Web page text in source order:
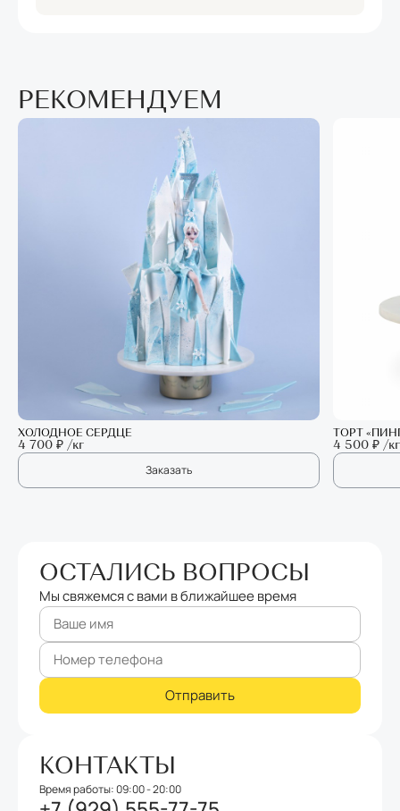
РЕКОМЕНДУЕМ
ХОЛОДНОЕ СЕРДЦЕ
4 700 ₽ /кг
Заказать
ТОРТ
4 500 ₽ /кг
ОСТАЛИСЬ ВОПРОСЫ
Мы свяжемся с вами в ближайшее время
КОНТАКТЫ
Время работы: 09:00 - 20:00